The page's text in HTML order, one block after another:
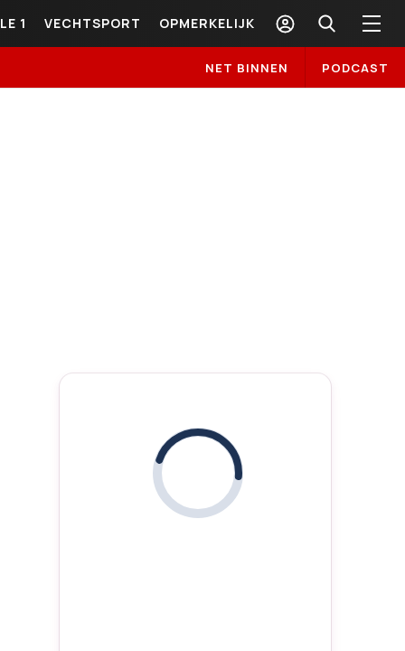
1 VECHTSPORT OPMERKELIJK
NET BINNEN PODCAST